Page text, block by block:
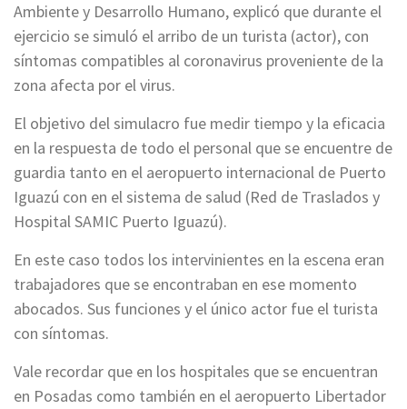
Ambiente y Desarrollo Humano, explicó que durante el
ejercicio se simuló el arribo de un turista (actor), con
síntomas compatibles al coronavirus proveniente de la
zona afecta por el virus.
El objetivo del simulacro fue medir tiempo y la eficacia
en la respuesta de todo el personal que se encuentre de
guardia tanto en el aeropuerto internacional de Puerto
Iguazú con en el sistema de salud (Red de Traslados y
Hospital SAMIC Puerto Iguazú).
En este caso todos los intervinientes en la escena eran
trabajadores que se encontraban en ese momento
abocados. Sus funciones y el único actor fue el turista
con síntomas.
Vale recordar que en los hospitales que se encuentran
en Posadas como también en el aeropuerto Libertador